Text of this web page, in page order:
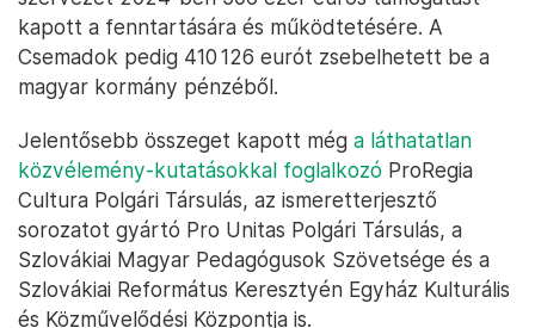
kapott a fenntartására és működtetésére. A
Csemadok pedig 410 126 eurót zsebelhetett be a
magyar kormány pénzéből.
Jelentősebb összeget kapott még a láthatatlan
közvélemény-kutatásokkal foglalkozó ProRegia
Cultura Polgári Társulás, az ismeretterjesztő
sorozatot gyártó Pro Unitas Polgári Társulás, a
Szlovákiai Magyar Pedagógusok Szövetsége és a
Szlovákiai Református Keresztyén Egyház Kulturális
és Közművelődési Központja is.